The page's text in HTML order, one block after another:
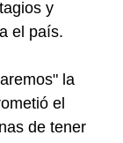
y
el país.
la
el
de tener